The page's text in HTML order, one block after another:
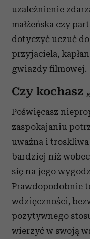
uzależnienie
małżeńska czy
dotyczyć uczuć
przyjaciela,
gwiazdy filmowej.
Czy kochasz
Poświęcasz
zaspokajaniu
uważna i
bardziej niż
się na jego
Prawdopodobnie
wdzięczności,
pozytywnego
wierzyć w swoją